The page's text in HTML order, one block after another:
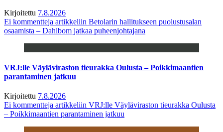
Kirjoitettu 7.8.2026
Ei kommentteja artikkeliin Betolarin hallitukseen puolustusalan
osaamista – Dahlbom jatkaa puheenjohtajana
VRJ:lle Väyläviraston tieurakka Oulusta – Poikkimaantien
parantaminen jatkuu
Kirjoitettu 7.8.2026
Ei kommentteja artikkeliin VRJ:lle Väyläviraston tieurakka Oulusta
– Poikkimaantien parantaminen jatkuu